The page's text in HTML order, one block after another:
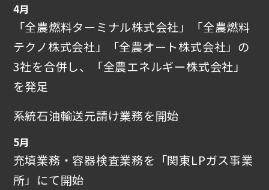
4月
「全農燃料ターミナル株式会社」「全農燃料
テクノ株式会社」「全農オート株式会社」の
3社を合併し、「全農エネルギー株式会社」
を発足
系統石油輸送元請け業務を開始
5月
充填業務・容器検査業務を「関東LPガス事業
所」にて開始